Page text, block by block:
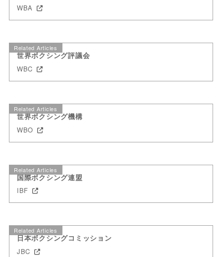
WBA
Related Articles
世界ボクシング評議会
WBC
Related Articles
世界ボクシング機構
WBO
Related Articles
国際ボクシング連盟
IBF
Related Articles
日本ボクシングコミッション
JBC